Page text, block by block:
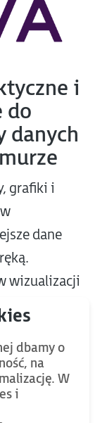
i
do
danych
grafiki i
dane
wizualizacji
z jednego
rodzajów
dbamy o
na
W
i